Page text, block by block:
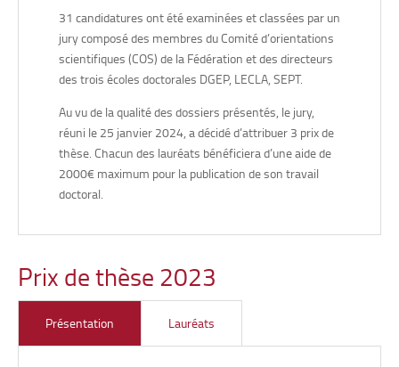
Mots-clés : Histoire de la pensée économique ; Philosophie
de l’économie ; Épistémologie des sciences humaines et
sociales ; Histoire des sciences humaines et sociales ; Karl
Polanyi.
31 candidatures ont été examinées et classées par un
jury composé des membres du Comité d’orientations
scientifiques (COS) de la Fédération et des directeurs
des trois écoles doctorales DGEP, LECLA, SEPT.
Au vu de la qualité des dossiers présentés, le jury,
réuni le 25 janvier 2024, a décidé d’attribuer 3 prix de
thèse. Chacun des lauréats bénéficiera d’une aide de
2000€ maximum pour la publication de son travail
doctoral.
Céline MARTY,Logiques de l’Agir (UR 2274 – Université de
Franche-Comté), pour sa thèse en philosophie, intitulée
La philosophie de l’autogestion d’André Gorz : travail,
écologie et temps de vie », soutenue le 6 décembre 2023.
Prix de thèse 2023
Présentation Lauréats